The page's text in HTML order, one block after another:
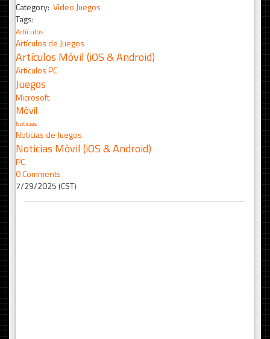
Category: Video Juegos
Tags:
Artículos
Artículos de Juegos
Artículos Móvil (iOS & Android)
Articulos PC
Juegos
Microsoft
Móvil
Noticias
Noticias de Juegos
Noticias Móvil (iOS & Android)
PC
0 Comments
7/29/2025 (CST)